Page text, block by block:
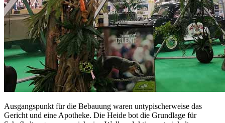
Ausgangspunkt für die Bebauung waren untypischerweise das
Gericht und eine Apotheke. Die Heide bot die Grundlage für